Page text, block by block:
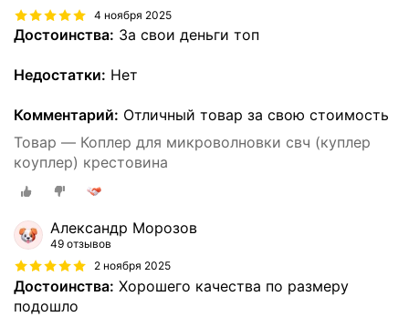
4 ноября 2025
Достоинства: За свои деньги топ
Недостатки: Нет
Комментарий: Отличный товар за свою стоимость
Товар — Коплер для микроволновки свч (куплер
коуплер) крестовина
Александр Морозов
49 отзывов
2 ноября 2025
Достоинства: Хорошего качества по размеру
подошло